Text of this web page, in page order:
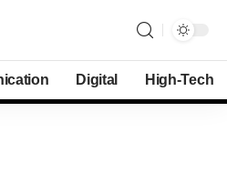
Digital High-Tech